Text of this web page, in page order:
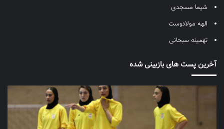
شیما مسجدی
الهه مولادوست
تهمینه سبحانی
آخرین پست های بازبینی شده